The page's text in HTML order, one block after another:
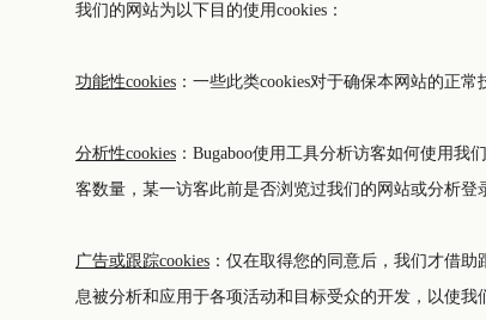
我们的网站为以下目的使用cookies：
功能性cookies ：一些此类cookies对于确保本网站的正
分析性cookies ：Bugaboo使用工具分析访客如何使用
客数量，某一访客此前是否浏览过我们的网站或分析登
广告或跟踪cookies ：仅在取得您的同意后，我们才借
息被分析和应用于各项活动和目标受众的开发，以使